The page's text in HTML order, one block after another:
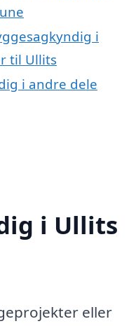
i
til Ullits
i andre dele
i Ullits
eller